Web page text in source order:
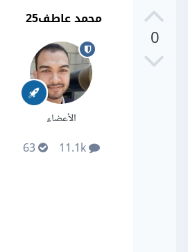
0
محمد عاطف25
الأعضاء
11.1k
63